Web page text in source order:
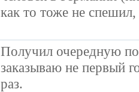
как то тоже не
Получил очередную
заказываю не первый
раз.